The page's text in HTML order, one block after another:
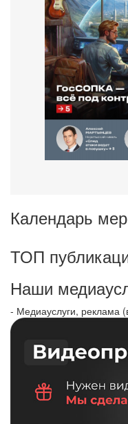
Календарь
ТОП
Наши
- Медиауслуги, реклама